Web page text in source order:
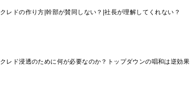
クレドの作り方|幹部が賛同しない？|社長が理解してくれない？
クレド浸透のために何が必要なのか？トップダウンの唱和は逆効果